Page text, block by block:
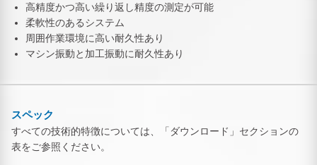
高精度かつ高い繰り返し精度の測定が可能
柔軟性のあるシステム
周囲作業環境に高い耐久性あり
マシン振動と加工振動に耐久性あり
スペック
すべての技術的特徴については、「ダウンロード」セクションの
表をご参照ください。